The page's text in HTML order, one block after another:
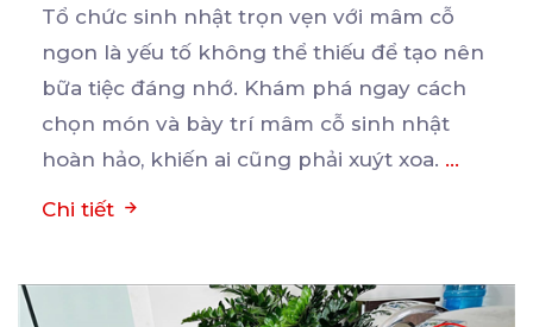
Tổ chức sinh nhật trọn vẹn với mâm cỗ
ngon là yếu tố không thể thiếu để tạo nên
bữa tiệc đáng nhớ. Khám phá ngay cách
chọn món và bày trí mâm cỗ sinh nhật
hoàn hảo, khiến ai cũng phải xuýt xoa. ...
Chi tiết